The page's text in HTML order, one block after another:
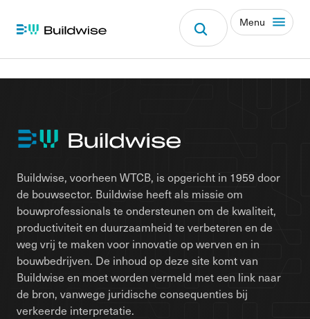
Menu
Buildwise, voorheen WTCB, is opgericht in 1959 door
de bouwsector. Buildwise heeft als missie om
bouwprofessionals te ondersteunen om de kwaliteit,
productiviteit en duurzaamheid te verbeteren en de
weg vrij te maken voor innovatie op werven en in
bouwbedrijven. De inhoud op deze site komt van
Buildwise en moet worden vermeld met een link naar
de bron, vanwege juridische consequenties bij
verkeerde interpretatie.